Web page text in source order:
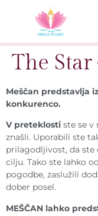
The
Meščan predstavlja
konkurenco.
V preteklosti ste se v
znašli. Uporabili ste
prilagodljivost, da
cilju. Tako ste lahko
pogodbe, zaslužili
dober posel.
MEŠČAN lahko